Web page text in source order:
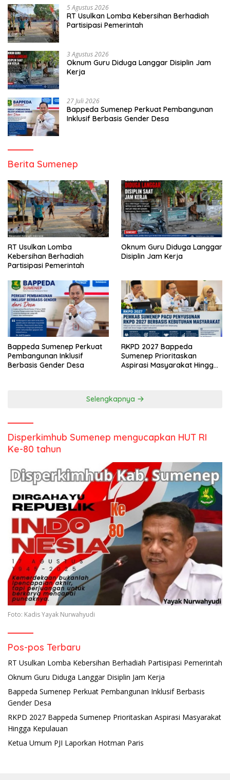
5 Agustus 2026
RT Usulkan Lomba Kebersihan Berhadiah
Partisipasi Pemerintah
3 Agustus 2026
Oknum Guru Diduga Langgar Disiplin Jam
Kerja
27 Juli 2026
Bappeda Sumenep Perkuat Pembangunan
Inklusif Berbasis Gender Desa
Berita Sumenep
RT Usulkan Lomba
Kebersihan Berhadiah
Partisipasi Pemerintah
Oknum Guru Diduga Langgar
Disiplin Jam Kerja
Bappeda Sumenep Perkuat
Pembangunan Inklusif
Berbasis Gender Desa
RKPD 2027 Bappeda
Sumenep Prioritaskan
Aspirasi Masyarakat Hingga
Selengkapnya
Disperkimhub Sumenep mengucapkan HUT RI
Ke-80 tahun
Foto: Kadis Yayak Nurwahyudi
Pos-pos Terbaru
RT Usulkan Lomba Kebersihan Berhadiah Partisipasi Pemerintah
Oknum Guru Diduga Langgar Disiplin Jam Kerja
Bappeda Sumenep Perkuat Pembangunan Inklusif Berbasis
Gender Desa
RKPD 2027 Bappeda Sumenep Prioritaskan Aspirasi Masyarakat
Hingga Kepulauan
Ketua Umum PJI Laporkan Hotman Paris